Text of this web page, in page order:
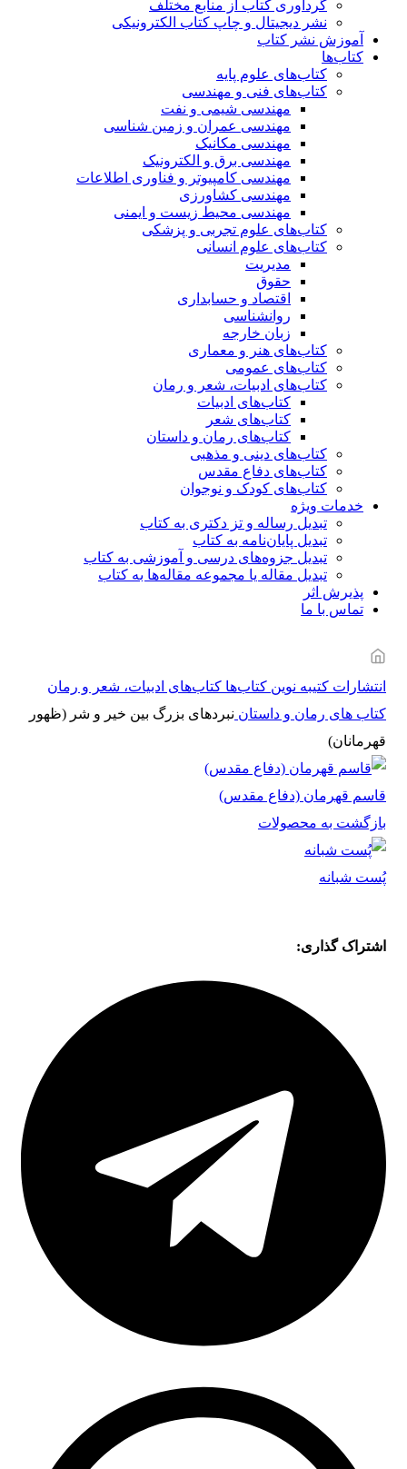
گردآوری کتاب از منابع مختلف
نشر دیجیتال و چاپ کتاب الکترونیکی
آموزش نشر کتاب
کتاب‌ها
کتاب‌های علوم پایه
کتاب‌های فنی و مهندسی
مهندسی شیمی و نفت
مهندسی عمران و زمین شناسی
مهندسی مکانیک
مهندسی برق و الکترونیک
مهندسی کامپیوتر و فناوری اطلاعات
مهندسی کشاورزی
مهندسی محیط زیست و ایمنی
کتاب‌های علوم تجربی و پزشکی
کتاب‌های علوم انسانی
مدیریت
حقوق
اقتصاد و حسابداری
روانشناسی
زبان خارجه
کتاب‌های هنر و معماری
کتاب‌های عمومی
کتاب‌های ادبیات، شعر و رمان
کتاب‌های ادبیات
کتاب‌های شعر
کتاب‌های رمان و داستان
کتاب‌های دینی و مذهبی
کتاب‌های دفاع مقدس
کتاب‌های کودک و نوجوان
خدمات ویژه
تبدیل رساله و تز دکتری به کتاب
تبدیل پایان‌نامه به کتاب
تبدیل جزوه‌های درسی و آموزشی به کتاب
تبدیل مقاله یا مجموعه مقاله‌ها به کتاب
پذیرش اثر
تماس با ما
انتشارات کتیبه نوین کتاب‌ها کتاب‌های ادبیات، شعر و رمان
کتاب های رمان و داستان نبردهای بزرگ بین خیر و شر (ظهور
قهرمانان)
قاسم قهرمان (دفاع مقدس)
بازگشت به محصولات
پُست شبانه
اشتراک گذاری: